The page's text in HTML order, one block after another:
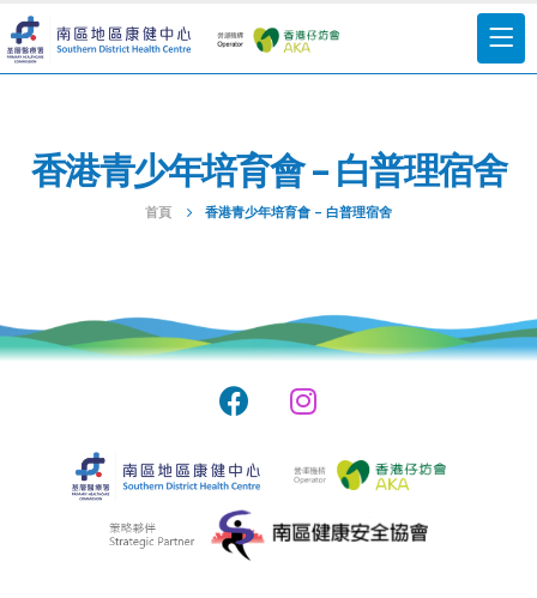
香港青少年培育會 – 白普理宿舍
首頁 香港青少年培育會 – 白普理宿舍